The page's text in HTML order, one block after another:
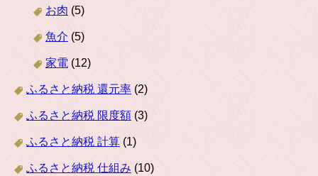
お肉 (5)
魚介 (5)
家電 (12)
ふるさと納税 還元率 (2)
ふるさと納税 限度額 (3)
ふるさと納税 計算 (1)
ふるさと納税 仕組み (10)